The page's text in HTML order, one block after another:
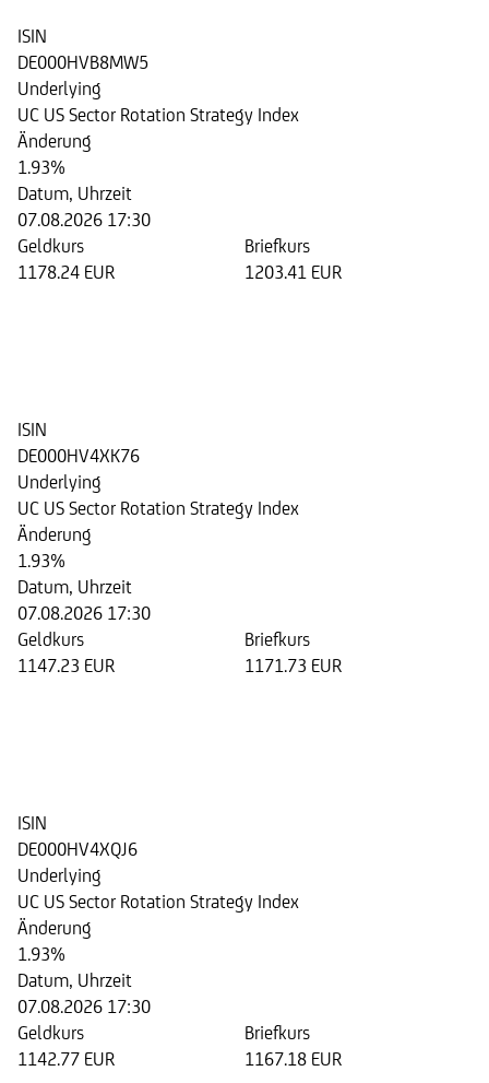
ISIN
DE000HVB8MW5
Underlying
UC US Sector Rotation Strategy Index
Änderung
1.93%
Datum, Uhrzeit
07.08.2026 17:30
Geldkurs
Briefkurs
1178.24 EUR
1203.41 EUR
ISIN
DE000HV4XK76
Underlying
UC US Sector Rotation Strategy Index
Änderung
1.93%
Datum, Uhrzeit
07.08.2026 17:30
Geldkurs
Briefkurs
1147.23 EUR
1171.73 EUR
ISIN
DE000HV4XQJ6
Underlying
UC US Sector Rotation Strategy Index
Änderung
1.93%
Datum, Uhrzeit
07.08.2026 17:30
Geldkurs
Briefkurs
1142.77 EUR
1167.18 EUR